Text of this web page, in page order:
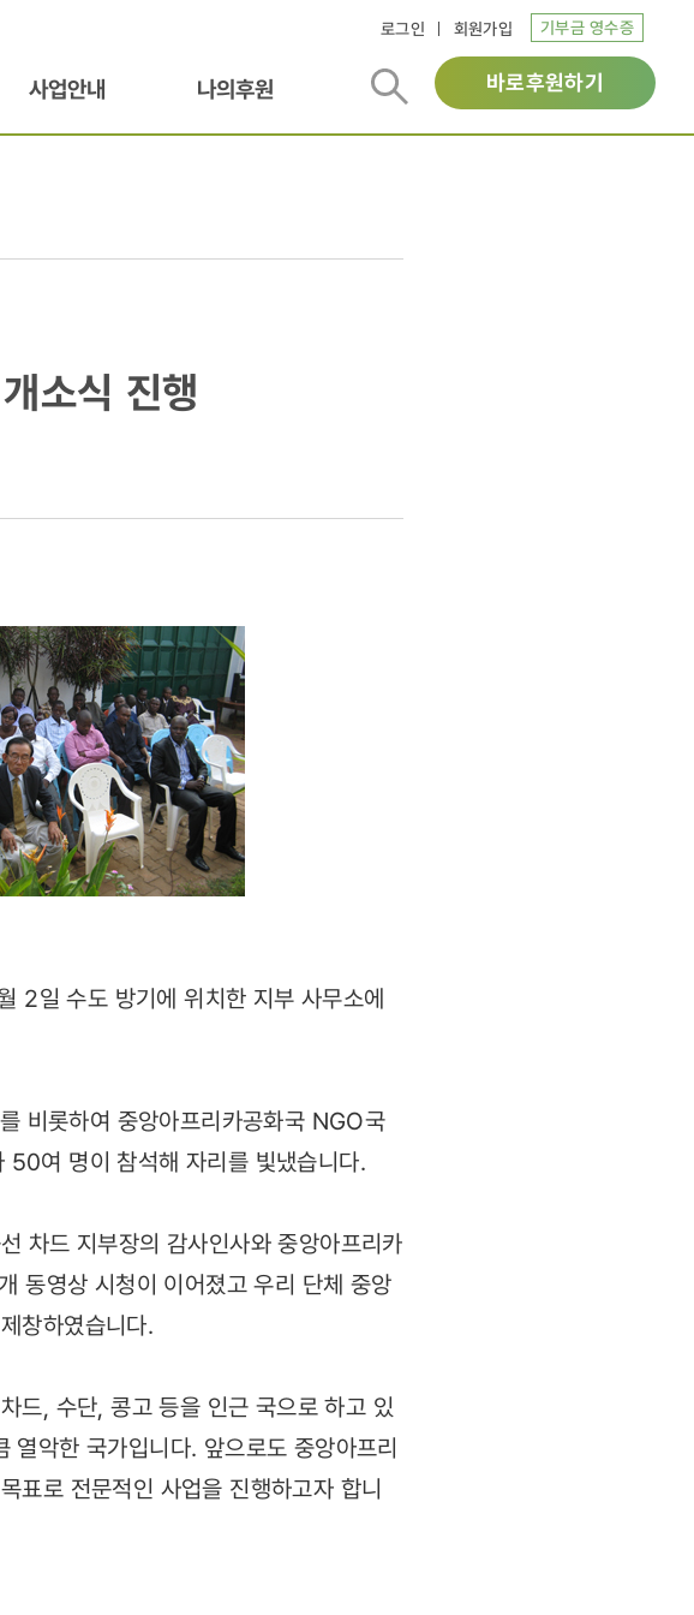
로그인 회원가입 기부금 영수증
사업안내 나의후원 바로후원하기
소식 진행
2일 수도 방기에 위치한 지부 사무소에
비롯하여 중앙아프리카공화국 NGO국
여 명이 참석해 자리를 빛냈습니다.
차드 지부장의 감사인사와 중앙아프리카
동영상 시청이 이어졌고 우리 단체 중앙
창하였습니다.
드, 수단, 콩고 등을 인근 국으로 하고 있
악한 국가입니다. 앞으로도 중앙아프리
표로 전문적인 사업을 진행하고자 합니